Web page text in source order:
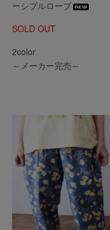
ーシブルローブ
SOLD OUT
2color
～メーカー完売～